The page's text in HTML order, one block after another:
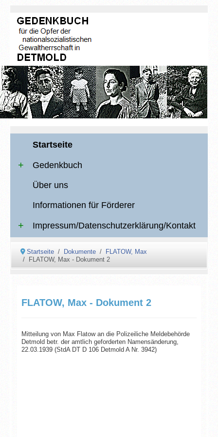
Startseite
Gedenkbuch
Über uns
Informationen für Förderer
Impressum/Datenschutzerklärung/Kontakt
Startseite Dokumente
FLATOW, Max
FLATOW, Max - Dokument 2
FLATOW, Max - Dokument 2
Mitteilung von Max Flatow an die Polizeiliche Meldebehörde
Detmold betr. der amtlich geforderten Namensänderung,
22.03.1939 (StdA DT D 106 Detmold A Nr. 3942)